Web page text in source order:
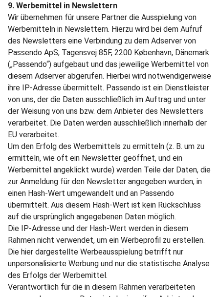
9. Werbemittel in Newslettern
Wir übernehmen für unsere Partner die Ausspielung von
Werbemitteln in Newslettern. Hierzu wird bei dem Aufruf
des Newsletters eine Verbindung zu dem Adserver von
Passendo ApS, Tagensvej 85F, 2200 København, Dänemark
(„Passendo“) aufgebaut und das jeweilige Werbemittel von
diesem Adserver abgerufen. Hierbei wird notwendigerweise
ihre IP-Adresse übermittelt. Passendo ist ein Dienstleister
von uns, der die Daten ausschließlich im Auftrag und unter
der Weisung von uns bzw. dem Anbieter des Newsletters
verarbeitet. Die Daten werden ausschließlich innerhalb der
EU verarbeitet.
Um den Erfolg des Werbemittels zu ermitteln (z. B. um zu
ermitteln, wie oft ein Newsletter geöffnet, und ein
Werbemittel angeklickt wurde) werden Teile der Daten, die
zur Anmeldung für den Newsletter angegeben wurden, in
einen Hash-Wert umgewandelt und an Passendo
übermittelt. Aus diesem Hash-Wert ist kein Rückschluss
auf die ursprünglich angegebenen Daten möglich.
Die IP-Adresse und der Hash-Wert werden in diesem
Rahmen nicht verwendet, um ein Werbeprofil zu erstellen.
Die hier dargestellte Werbeausspielung betrifft nur
unpersonalisierte Werbung und nur die statistische Analyse
des Erfolgs der Werbemittel.
Verantwortlich für die in diesem Rahmen verarbeiteten